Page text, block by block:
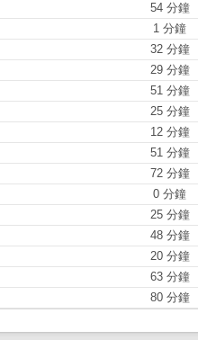
54 分鐘
1 分鐘
32 分鐘
29 分鐘
51 分鐘
25 分鐘
12 分鐘
51 分鐘
72 分鐘
0 分鐘
25 分鐘
48 分鐘
20 分鐘
63 分鐘
80 分鐘